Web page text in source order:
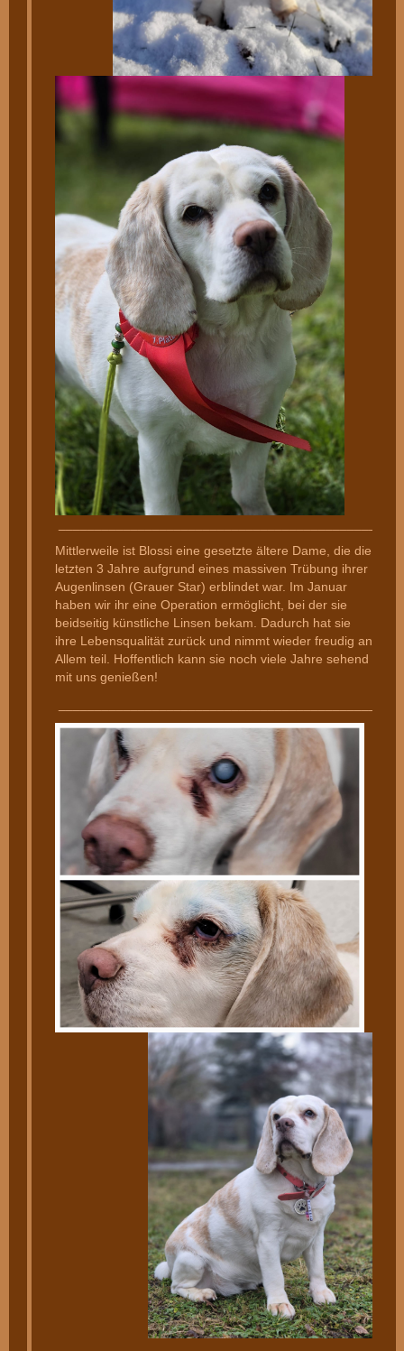
Mittlerweile ist Blossi eine gesetzte ältere Dame, die die
letzten 3 Jahre aufgrund eines massiven Trübung ihrer
Augenlinsen (Grauer Star) erblindet war. Im Januar
haben wir ihr eine Operation ermöglicht, bei der sie
beidseitig künstliche Linsen bekam. Dadurch hat sie
ihre Lebensqualität zurück und nimmt wieder freudig an
Allem teil. Hoffentlich kann sie noch viele Jahre sehend
mit uns genießen!